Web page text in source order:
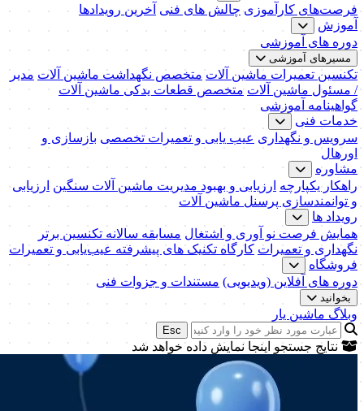
فرصت‌های کارآموزی چالش های فنی آخرین رویدادها
آموزش
دوره های آموزشی
مسیرهای آموزشی
تکنسین تعمیرات ماشین آلات متخصص نگهداشت ماشین آلات مدیر
/ مسئول ماشین آلات متخصص قطعات یدکی ماشین آلات
گواهینامه آموزشی
خدمات فنی
سرویس و نگهداری عیب یابی و تعمیرات تخصصی بازسازی و
اورهال
مشاوره
راهکار یکپارچه ارزیابی و بهبود مدیریت ماشین آلات سنگین ارزیابی
و توانمندسازی پرسنل ماشین آلات
رویداد ها
همایش فرصت نو آوری و اشتغال مسابقه سالانه تکنسین برتر
نگهداری و تعمیرات کارگاه تکنیک‌ های پیشرفته عیب‌یابی و تعمیرات
فروشگاه
دوره های آفلاین (ویدیویی) مستندات و جزوات فنی
بخوانید
وبلاگ ماشین یار
Esc
نتایج جستجو اینجا نمایش داده خواهد شد